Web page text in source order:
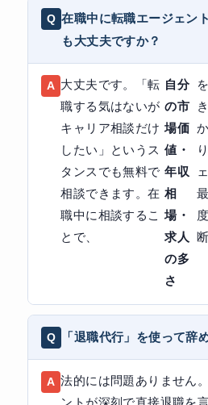
在職中に転職エージェン
も大丈夫ですか？
大丈夫です。「転
職する気はないが
キャリア相談だけ
したい」というス
タンスでも無料で
相談できます。在
職中に相談するこ
とで、
自分
の市
場価
値・
年収
相
場・
求人
の多
さ
「退職代行」を使って辞
法的には問題ありません
ントが深刻で直接退職を